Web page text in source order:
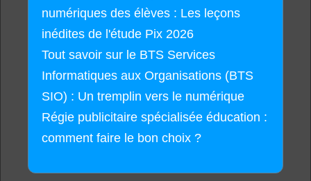
numériques des élèves : Les leçons
inédites de l'étude Pix 2026
Tout savoir sur le BTS Services
Informatiques aux Organisations (BTS
SIO) : Un tremplin vers le numérique
Régie publicitaire spécialisée éducation :
comment faire le bon choix ?